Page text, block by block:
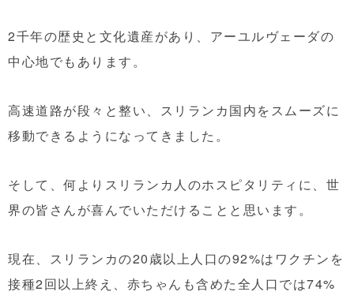
2千年の歴史と文化遺産があり、アーユルヴェーダの
中心地でもあります。
高速道路が段々と整い、スリランカ国内をスムーズに
移動できるようになってきました。
そして、何よりスリランカ人のホスピタリティに、世
界の皆さんが喜んでいただけることと思います。
現在、スリランカの20歳以上人口の92%はワクチンを
接種2回以上終え、赤ちゃんも含めた全人口では74%